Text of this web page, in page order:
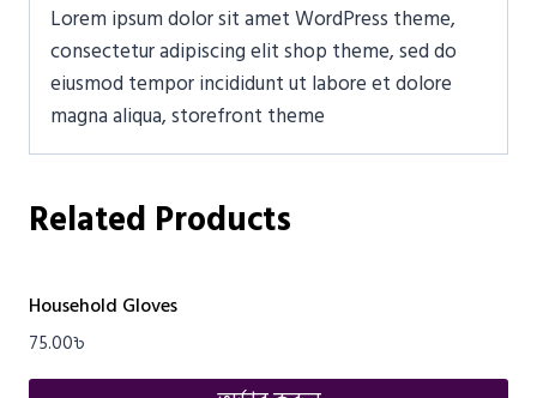
Lorem ipsum dolor sit amet WordPress theme,
consectetur adipiscing elit shop theme, sed do
eiusmod tempor incididunt ut labore et dolore
magna aliqua, storefront theme
Related Products
Household Gloves
75.00৳